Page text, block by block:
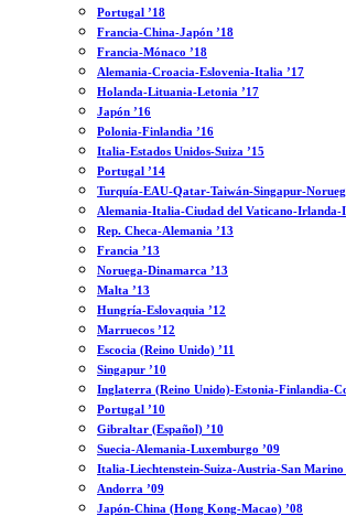
Portugal ’18
Francia-China-Japón ’18
Francia-Mónaco ’18
Alemania-Croacia-Eslovenia-Italia ’17
Holanda-Lituania-Letonia ’17
Japón ’16
Polonia-Finlandia ’16
Italia-Estados Unidos-Suiza ’15
Portugal ’14
Turquía-EAU-Qatar-Taiwán-Singapur-
Alemania-Italia-Ciudad del Vaticano-
Rep. Checa-Alemania ’13
Francia ’13
Noruega-Dinamarca ’13
Malta ’13
Hungría-Eslovaquia ’12
Marruecos ’12
Escocia (Reino Unido) ’11
Singapur ’10
Inglaterra (Reino Unido)-Estonia-Finlandia-
Portugal ’10
Gibraltar (Español) ’10
Suecia-Alemania-Luxemburgo ’09
Italia-Liechtenstein-Suiza-Austria-San Marino
Andorra ’09
Japón-China (Hong Kong-Macao) ’08